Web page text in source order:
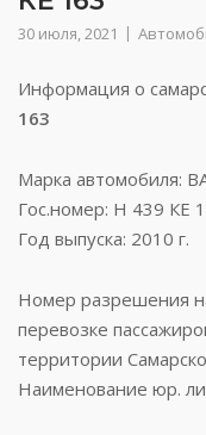
30 июля, 2021
Информация о
163
Марка автомобиля:
Гос.номер: Н 439 КЕ
Год выпуска: 2010 г.
Номер разрешения
перевозке
территории
Наименование юр.